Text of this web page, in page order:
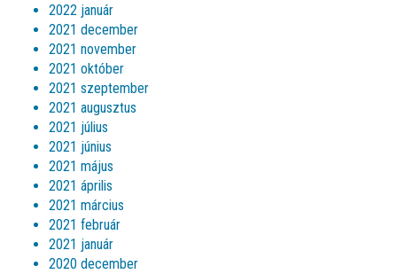
2022 január
2021 december
2021 november
2021 október
2021 szeptember
2021 augusztus
2021 július
2021 június
2021 május
2021 április
2021 március
2021 február
2021 január
2020 december